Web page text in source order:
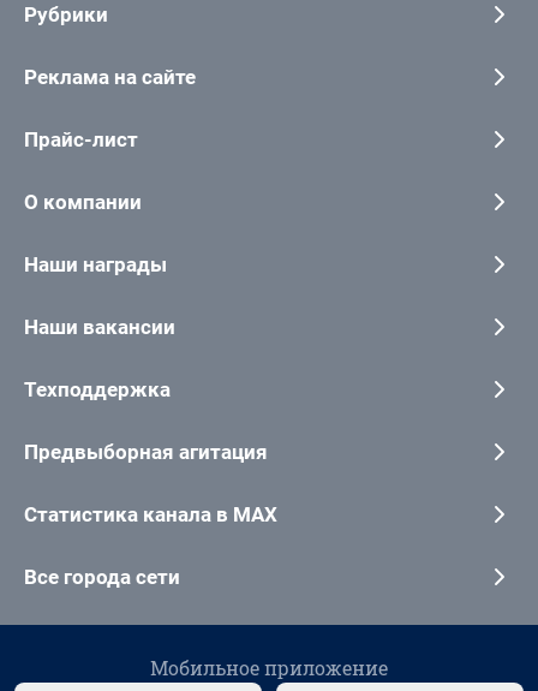
Рубрики
Реклама на сайте
Прайс-лист
О компании
Наши награды
Наши вакансии
Техподдержка
Предвыборная агитация
Статистика канала в MAX
Все города сети
Мобильное приложение